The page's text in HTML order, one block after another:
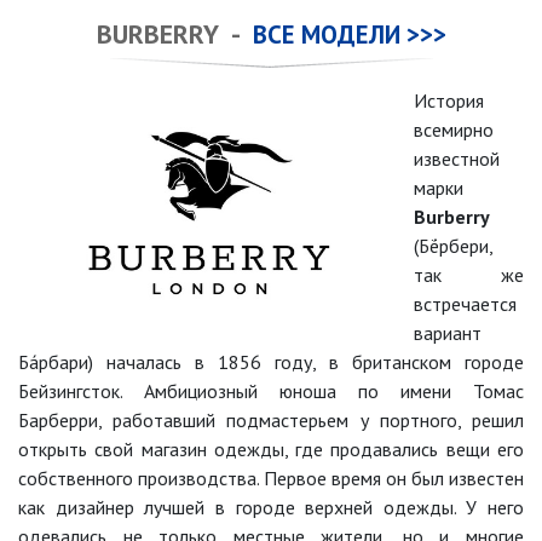
BURBERRY - ВСЕ МОДЕЛИ >>>
История
всемирно
известной
марки
Burberry
(Бё́рбери,
так же
встречается
вариант
Ба́рбари) началась в 1856 году, в британском городе
Бейзингсток. Амбициозный юноша по имени Томас
Барберри, работавший подмастерьем у портного, решил
открыть свой магазин одежды, где продавались вещи его
собственного производства. Первое время он был известен
как дизайнер лучшей в городе верхней одежды. У него
одевались не только местные жители, но и многие